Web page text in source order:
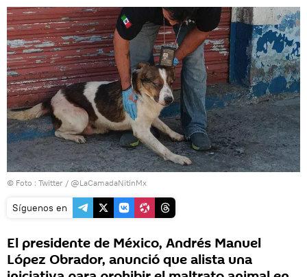
© Foto : Twitter / @LaCamadaNitinMx
Síguenos en
El presidente de México, Andrés Manuel
López Obrador, anunció que alista una